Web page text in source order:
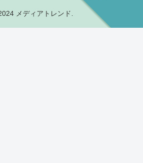
メディアトレンド.